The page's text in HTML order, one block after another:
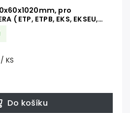
pro
( ETP, ETPB, EKS, EKSEU,
/ KS
Do košíku